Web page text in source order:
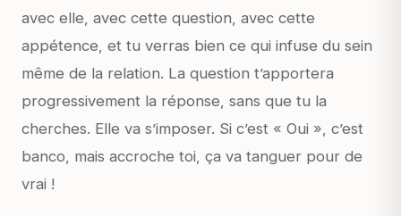
avec elle, avec cette question, avec cette
appétence, et tu verras bien ce qui infuse du sein
même de la relation. La question t’apportera
progressivement la réponse, sans que tu la
cherches. Elle va s’imposer. Si c’est « Oui », c’est
banco, mais accroche toi, ça va tanguer pour de
vrai !